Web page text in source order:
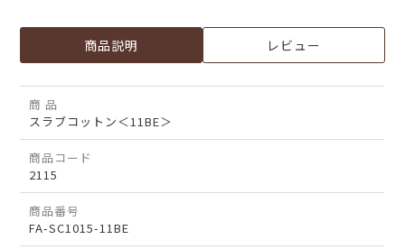
商品説明 レビュー
商 品
スラブコットン＜11BE＞
商品コード
2115
商品番号
FA-SC1015-11BE